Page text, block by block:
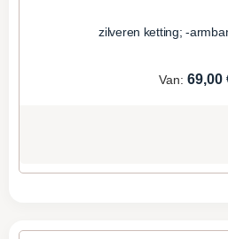
zilveren ketting; -
Van: 69,00